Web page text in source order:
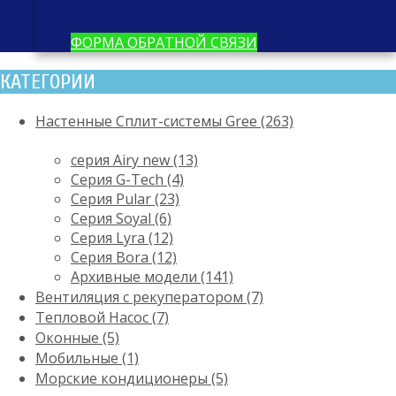
ФОРМА ОБРАТНОЙ СВЯЗИ
КАТЕГОРИИ
Настенные Сплит-системы Gree (263)
серия Airy new (13)
Серия G-Tech (4)
Серия Pular (23)
Cерия Soyal (6)
Серия Lyra (12)
Серия Bora (12)
Архивные модели (141)
Вентиляция с рекуператором (7)
Тепловой Насос (7)
Оконные (5)
Мобильные (1)
Морские кондиционеры (5)